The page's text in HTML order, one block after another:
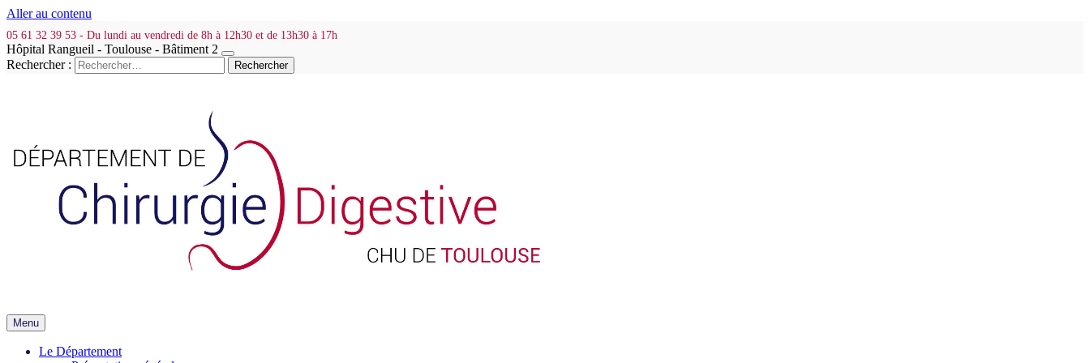
Aller au contenu
05 61 32 39 53 - Du lundi au vendredi de 8h à 12h30 et de 13h30 à 17h
Hôpital Rangueil - Toulouse - Bâtiment 2
Rechercher :
Menu
Le Département